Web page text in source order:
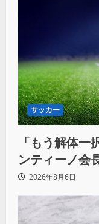
サッカー
「もう解体
ンティーノ会
ず2026年8月6日